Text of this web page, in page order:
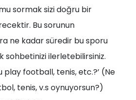
sormak sizi doğru bir
Bu sorunun
ne kadar süredir bu sporu
sohbetinizi ilerletebilirsiniz.
play football, tenis, etc.?’ (Ne
tenis, v.s oynuyorsun?)